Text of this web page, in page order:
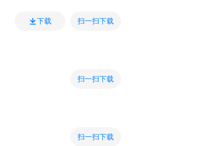
下载 扫一扫下载
扫一扫下载
扫一扫下载